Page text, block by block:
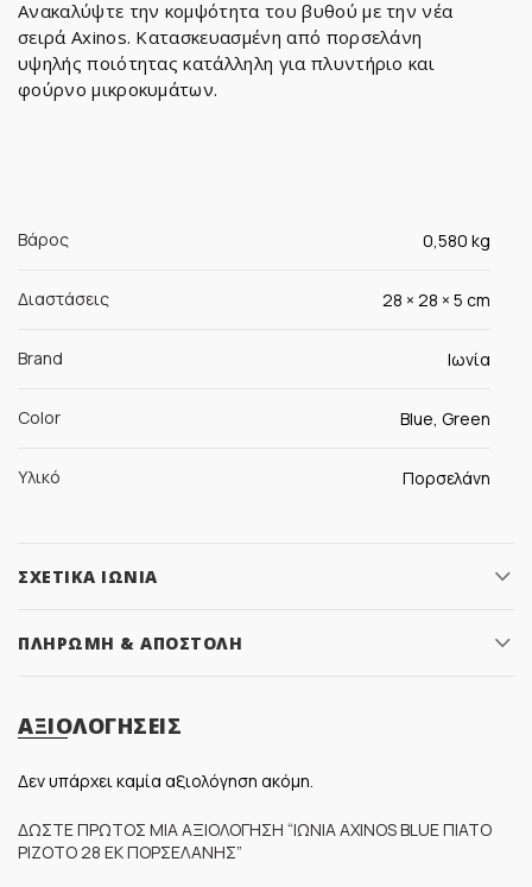
Ανακαλύψτε την κομψότητα του βυθού με την νέα
σειρά Axinos. Κατασκευασμένη από πορσελάνη
υψηλής ποιότητας κατάλληλη για πλυντήριο και
φούρνο μικροκυμάτων.
Βάρος 0,580 kg
Διαστάσεις 28 × 28 × 5 cm
Brand Ιωνία
Color Blue, Green
Υλικό Πορσελάνη
ΣΧΕΤΙΚΆ ΙΩΝΊΑ
ΠΛΗΡΩΜΉ & ΑΠΟΣΤΟΛΉ
ΑΞΙΟΛΟΓΉΣΕΙΣ
Δεν υπάρχει καμία αξιολόγηση ακόμη.
ΔΏΣΤΕ ΠΡΏΤΟΣ ΜΊΑ ΑΞΙΟΛΌΓΗΣΗ “ΙΩΝΊΑ AXINOS BLUE ΠΙΆΤΟ
ΡΙΖΌΤΟ 28 ΕΚ ΠΟΡΣΕΛΆΝΗΣ”